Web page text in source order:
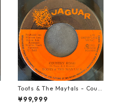
Toots & The Maytals - Coun
try Road【7-21951】
¥99,999